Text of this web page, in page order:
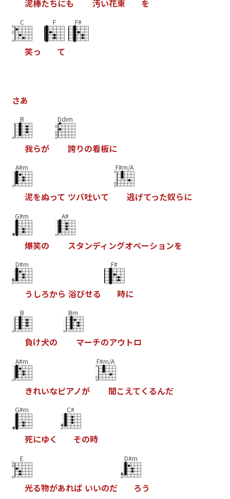
泥棒たちにも 汚い花束 を
C
笑っ
F
て
F#
さあ
B
我らが
Ddim
誇りの看板に
A#m
泥をぬって ツバ吐いて
F#m/A
逃げてった奴らに
G#m
爆笑の
A#
スタンディ ングオベーショ ンを
D#m
う しろから 浴びせる
F#
時に
B
負け犬の
Bm
マーチのアウ トロ
A#m
きれいなピアノが
F#m/A
聞こ えてく るんだ
G#m
死にゆく
C#
その時
E
光る物があれば いいのだ
D#m
ろう